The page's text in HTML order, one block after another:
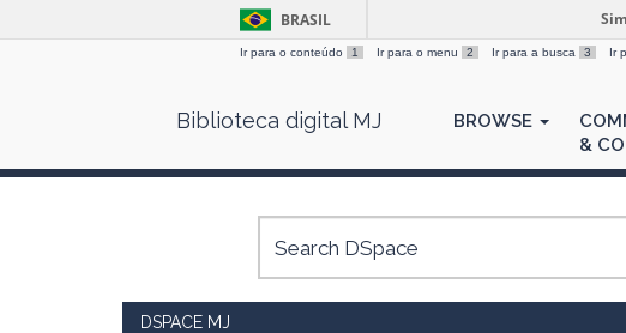
BRASIL
Ir para o conteúdo 1 Ir para o menu 2 Ir para a busca 3 Ir
Biblioteca digital MJ BROWSE
&
DSPACE MJ